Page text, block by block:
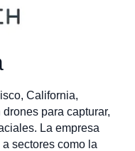
California,
para capturar,
La empresa
sectores como la